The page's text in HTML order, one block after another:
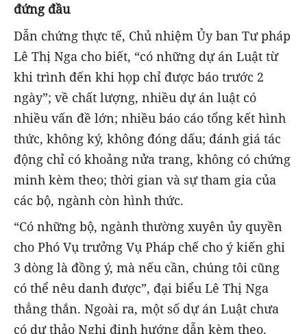
đứng đầu
Dẫn chứng thực tế, Chủ nhiệm Ủy ban Tư pháp
Lê Thị Nga cho biết, “có những dự án Luật từ
khi trình đến khi họp chỉ được báo trước 2
ngày”; về chất lượng, nhiều dự án luật có
nhiều vấn đề lớn; nhiều báo cáo tổng kết hình
thức, không ký, không đóng dấu; đánh giá tác
động chỉ có khoảng nửa trang, không có chứng
minh kèm theo; thời gian và sự tham gia của
các bộ, ngành còn hình thức.
“Có những bộ, ngành thường xuyên ủy quyền
cho Phó Vụ trưởng Vụ Pháp chế cho ý kiến ghi
3 dòng là đồng ý, mà nếu cần, chúng tôi cũng
có thể nêu danh được”, đại biểu Lê Thị Nga
thẳng thắn. Ngoài ra, một số dự án Luật chưa
có dự thảo Nghị định hướng dẫn kèm theo,